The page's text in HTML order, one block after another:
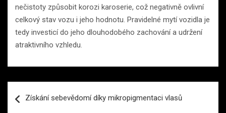
nečistoty způsobit korozi karoserie, což negativně ovlivní
celkový stav vozu i jeho hodnotu. Pravidelné mytí vozidla je
tedy investicí do jeho dlouhodobého zachování a udržení
atraktivního vzhledu.
proZískání sebevědomí díky mikropigmentaci vlasů